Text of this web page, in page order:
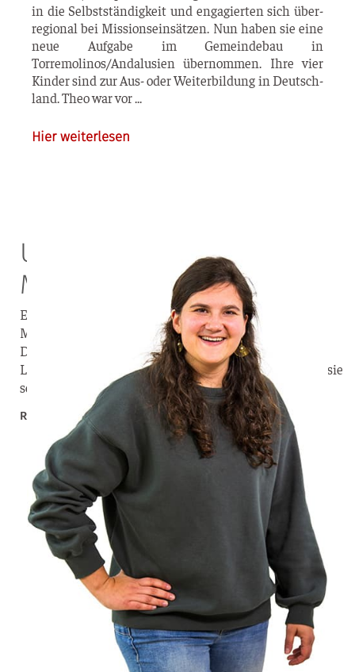
in die Selbst­stän­dig­keit und enga­gier­ten sich über­
re­gio­nal bei Mis­si­ons­ein­sät­zen. Nun haben sie eine
neue Auf­ga­be im Gemein­de­bau in
Torremolinos/Andalusien über­nom­men. Ihre vier
Kin­der sind zur Aus- oder Wei­ter­bil­dung in Deutsch­
land. Theo war vor
Hier weiterlesen
Unterstützung für die
Mission in Spanien
Ein Teil Spaniens gehört zum 10/40 Fenster, denn viele
Menschen hier haben noch nie das Evangelium gehört.
Dafür für brennt mein Herz. Mit ihnen will ich mein
Leben teilen und ihnen von der Hoffnung erzählen, die sie
so dringend brauchen und die nur Jesus geben kann.
Rebekka Eggeler – Missionarin in Valencia